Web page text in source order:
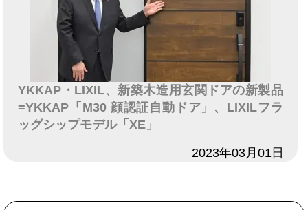
YKKAP・LIXIL、新築木造用玄関ドアの新製品
=YKKAP「M30 顔認証自動ドア」、LIXILフラ
ッグシップモデル「XE」
2023年03月01日